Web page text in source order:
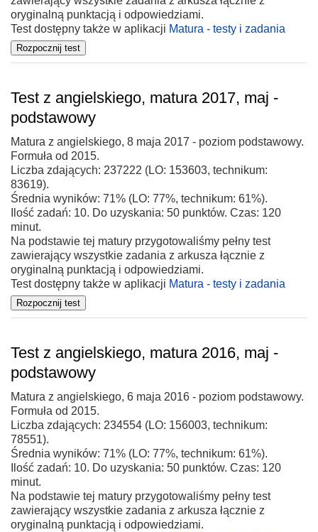
oryginalną punktacją i odpowiedziami.
Test dostępny także w aplikacji Matura - testy i zadania
Test z angielskiego, matura 2017, maj -
podstawowy
Matura z angielskiego, 8 maja 2017 - poziom podstawowy.
Formuła od 2015.
Liczba zdających: 237222 (LO: 153603, technikum:
83619).
Średnia wyników: 71% (LO: 77%, technikum: 61%).
Ilość zadań: 10. Do uzyskania: 50 punktów. Czas: 120
minut.
Na podstawie tej matury przygotowaliśmy pełny test
zawierający wszystkie zadania z arkusza łącznie z
oryginalną punktacją i odpowiedziami.
Test dostępny także w aplikacji Matura - testy i zadania
Test z angielskiego, matura 2016, maj -
podstawowy
Matura z angielskiego, 6 maja 2016 - poziom podstawowy.
Formuła od 2015.
Liczba zdających: 234554 (LO: 156003, technikum:
78551).
Średnia wyników: 71% (LO: 77%, technikum: 61%).
Ilość zadań: 10. Do uzyskania: 50 punktów. Czas: 120
minut.
Na podstawie tej matury przygotowaliśmy pełny test
zawierający wszystkie zadania z arkusza łącznie z
oryginalną punktacją i odpowiedziami.